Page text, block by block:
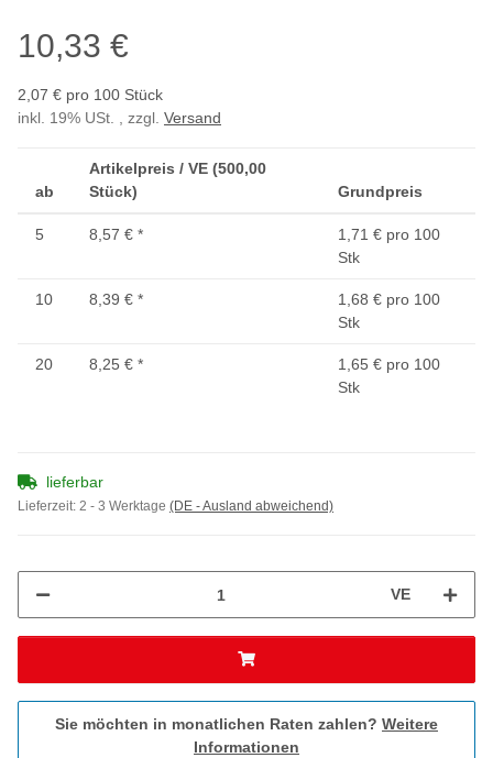
10,33 €
2,07 € pro 100 Stück
inkl. 19% USt. , zzgl. Versand
ab
Artikelpreis / VE (500,00
Stück)
Grundpreis
5 8,57 € *
1,71 € pro 100
Stk
10 8,39 € *
1,68 € pro 100
Stk
20 8,25 € *
1,65 € pro 100
Stk
lieferbar
Lieferzeit: 2 - 3 Werktage (DE - Ausland abweichend)
VE
Sie möchten in monatlichen Raten zahlen? Weitere
Informationen